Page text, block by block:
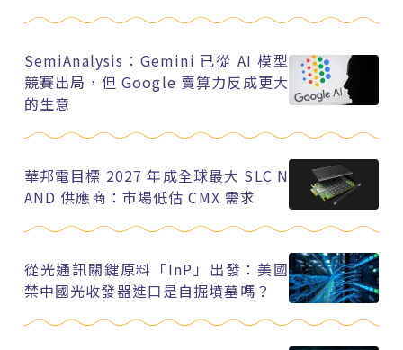
SemiAnalysis：Gemini 已從 AI 模型
競賽出局，但 Google 賣算力反成更大
的生意
華邦電目標 2027 年成全球最大 SLC N
AND 供應商：市場低估 CMX 需求
從光通訊關鍵原料「InP」出發：美國
禁中國光收發器進口是自掘墳墓嗎？